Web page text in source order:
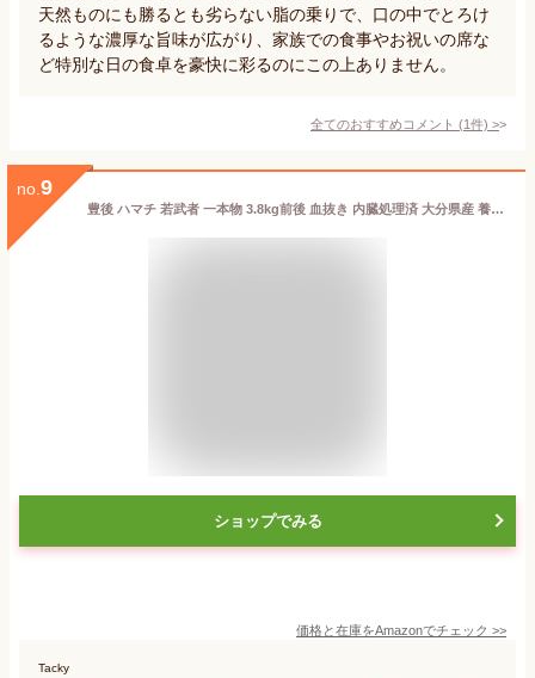
天然ものにも勝るとも劣らない脂の乗りで、口の中でとろけ
るような濃厚な旨味が広がり、家族での食事やお祝いの席な
ど特別な日の食卓を豪快に彩るのにこの上ありません。
全てのおすすめコメント (1件) >
no. 9
豊後 ハマチ 若武者 一本物 3.8kg前後 血抜き 内臓処理済 大分県産 養殖 ブリ 浪井丸天水産 冷蔵
ショップでみる
価格と在庫をAmazonでチェック >>
Tacky